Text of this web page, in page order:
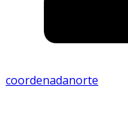
coordenadanorte